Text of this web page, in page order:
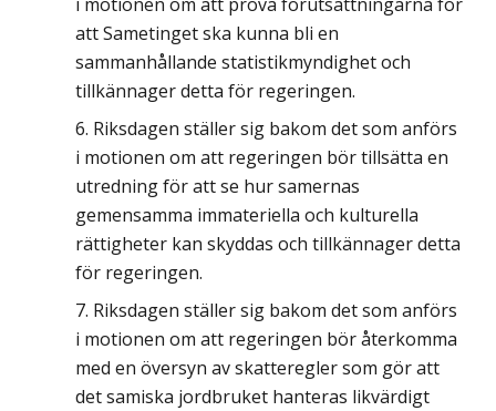
att Sametinget ska kunna bli en
sammanhållande statistikmyndighet och
tillkännager detta för regeringen.
Riksdagen ställer sig bakom det som anförs
i motionen om att regeringen bör tillsätta en
utredning för att se hur samernas
gemensamma immateriella och kulturella
rättigheter kan skyddas och tillkännager detta
för regeringen.
Riksdagen ställer sig bakom det som anförs
i motionen om att regeringen bör återkomma
med en översyn av skatteregler som gör att
det samiska jordbruket hanteras likvärdigt